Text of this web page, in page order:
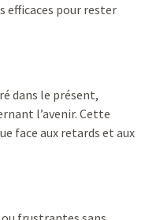
efficaces pour rester
dans le présent,
l’avenir. Cette
face aux retards et aux